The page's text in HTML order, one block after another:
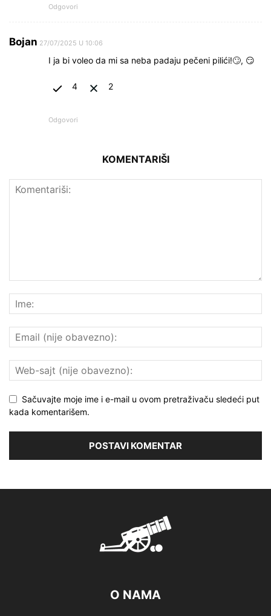
Odgovori
Bojan 27/07/2025 U 10:06
I ja bi voleo da mi sa neba padaju pečeni pilići!🙄, 😏
4 2
Odgovori
KOMENTARIŠI
Sačuvajte moje ime i e-mail u ovom pretraživaču sledeći put
kada komentarišem.
O NAMA